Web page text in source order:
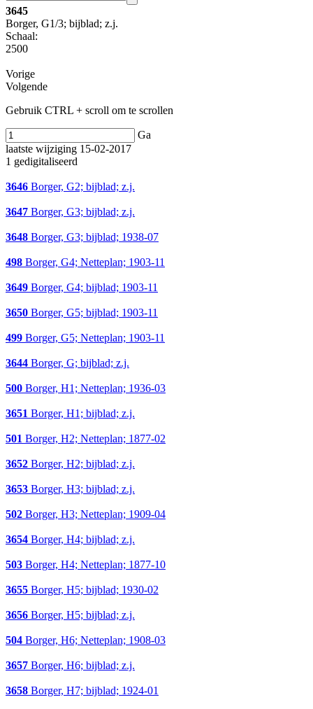
3645
Borger, G1/3; bijblad; z.j.
Schaal:
2500
Vorige
Volgende
Gebruik CTRL + scroll om te scrollen
Ga
laatste wijziging 15-02-2017
1 gedigitaliseerd
3646 Borger, G2; bijblad; z.j.
3647 Borger, G3; bijblad; z.j.
3648 Borger, G3; bijblad; 1938-07
498 Borger, G4; Netteplan; 1903-11
3649 Borger, G4; bijblad; 1903-11
3650 Borger, G5; bijblad; 1903-11
499 Borger, G5; Netteplan; 1903-11
3644 Borger, G; bijblad; z.j.
500 Borger, H1; Netteplan; 1936-03
3651 Borger, H1; bijblad; z.j.
501 Borger, H2; Netteplan; 1877-02
3652 Borger, H2; bijblad; z.j.
3653 Borger, H3; bijblad; z.j.
502 Borger, H3; Netteplan; 1909-04
3654 Borger, H4; bijblad; z.j.
503 Borger, H4; Netteplan; 1877-10
3655 Borger, H5; bijblad; 1930-02
3656 Borger, H5; bijblad; z.j.
504 Borger, H6; Netteplan; 1908-03
3657 Borger, H6; bijblad; z.j.
3658 Borger, H7; bijblad; 1924-01